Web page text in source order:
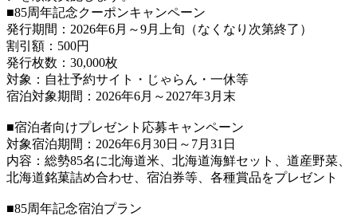
■85周年記念クーポンキャンペーン
発行期間：2026年6月～9月上旬（なくなり次第終了）
割引額：500円
発行枚数：30,000枚
対象：自社予約サイト・じゃらん・一休等
宿泊対象期間：2026年6月～2027年3月末
■宿泊者向けプレゼント応募キャンペーン
対象宿泊期間：2026年6月30日～7月31日
内容：総勢85名に北海道米、北海道海鮮セット、道産野菜、
北海道銘菓詰め合わせ、宿泊券等、各種賞品をプレゼント
■85周年記念宿泊プラン